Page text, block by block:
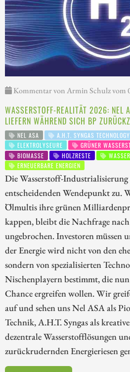
Kommentar von Armin Schulz vom
WASSERSTOFF-REALITÄT 2026: NEL
LIEFERN WÄHREND SICH BP
NEL ASA A.H.T. SYNGAS TECHNOLOGY
ELEKTROLYSEURE
GRÜNER
BIOMASSE
HOLZRESTE
ERNEUERBARE ENERGIEN
Die Wasserstoff-
entscheidenden Wendepunkt zu.
Ölmultis ihre grünen
kappen, bleibt die Nachfrage
ungebrochen. Investoren müssen
der Energie wird nicht von den
sondern von spezialisierten
Nischenplayern bestimmt, die
Chance ergreifen wollen. Wir
auf und sehen uns Nel ASA als
Technik, A.H.T. Syngas als
dezentrale Wasserstofflösungen
zurückrudernden Energieriesen